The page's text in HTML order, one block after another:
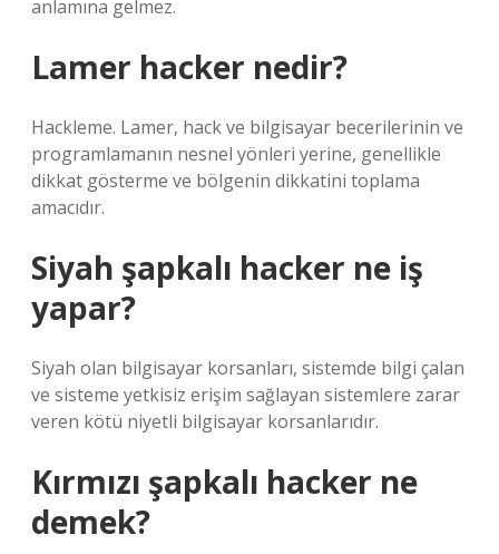
anlamına gelmez.
Lamer hacker nedir?
Hackleme. Lamer, hack ve bilgisayar becerilerinin ve
programlamanın nesnel yönleri yerine, genellikle
dikkat gösterme ve bölgenin dikkatini toplama
amacıdır.
Siyah şapkalı hacker ne iş
yapar?
Siyah olan bilgisayar korsanları, sistemde bilgi çalan
ve sisteme yetkisiz erişim sağlayan sistemlere zarar
veren kötü niyetli bilgisayar korsanlarıdır.
Kırmızı şapkalı hacker ne
demek?